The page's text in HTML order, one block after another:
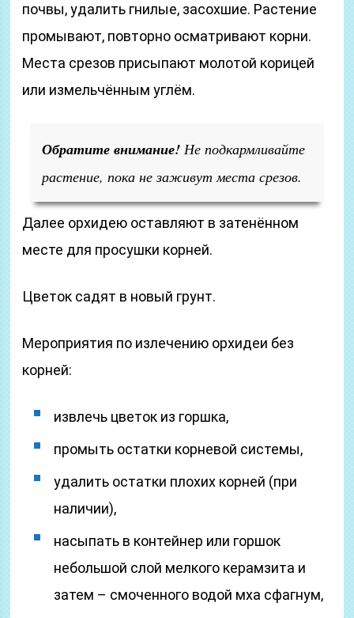
почвы, удалить гнилые, засохшие. Растение
промывают, повторно осматривают корни.
Места срезов присыпают молотой корицей
или измельчённым углём.
Обратите внимание! Не подкармливайте
растение, пока не заживут места срезов.
Далее орхидею оставляют в затенённом
месте для просушки корней.
Цветок садят в новый грунт.
Мероприятия по излечению орхидеи без
корней:
извлечь цветок из горшка,
промыть остатки корневой системы,
удалить остатки плохих корней (при
наличии),
насыпать в контейнер или горшок
небольшой слой мелкого керамзита и
затем – смоченного водой мха сфагнум,